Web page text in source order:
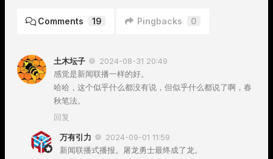
Comments 19 Pingbacks 0
土木坛子
2024-08-31 20:49
感觉是新闻联播一样的好。
哈哈，这个似乎什么都没有说，但似乎什么都说了啊，春
秋笔法。
回复
万有引力
2024-09-01 11:59
新闻联播式播报。屠龙勇士最终成了龙。